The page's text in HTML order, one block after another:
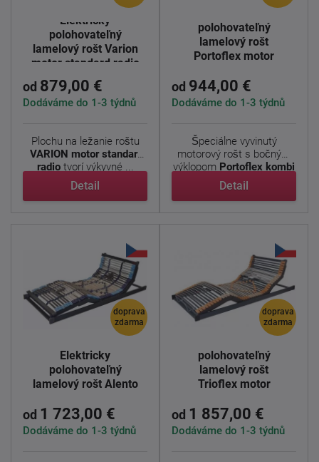
Elektricky
polohovateľný
lamelový rošt Varion
motor standard radio
od 879,00 €
Dodáváme do 1-3 týdnů
Plochu na ležanie roštu
VARION motor standart
radiotvorí výkyvné ...
Detail
polohovateľný
lamelový rošt
Portoflex motor
od 944,00 €
Dodáváme do 1-3 týdnů
Špeciálne vyvinutý
motorový rošt s bočným
výklopom Portoflex kombi
P
, ...
Detail
doprava
zdarma
Elektricky
polohovateľný
lamelový rošt Alento
od 1 723,00 €
Dodáváme do 1-3 týdnů
doprava
zdarma
polohovateľný
lamelový rošt
Trioflex motor
od 1 857,00 €
Dodáváme do 1-3 týdnů